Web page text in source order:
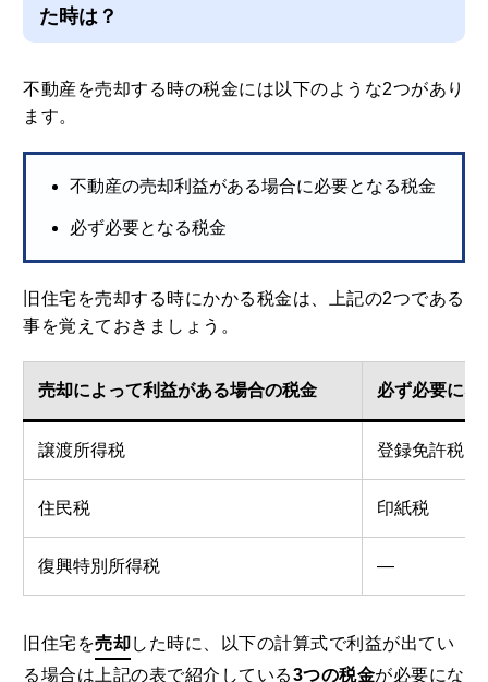
た時は？
不動産を売却する時の税金には以下のような2つがあり
ます。
不動産の売却利益がある場合に必要となる税金
必ず必要となる税金
旧住宅を売却する時にかかる税金は、上記の2つである
事を覚えておきましょう。
売却によって利益がある場合の税金 必ず必要にな
譲渡所得税 登録免許税
住民税 印紙税
復興特別所得税 —
旧住宅を売却した時に、以下の計算式で利益が出てい
る場合は上記の表で紹介している3つの税金が必要にな